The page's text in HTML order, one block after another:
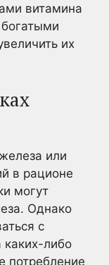
витамина
их
или
в рационе
могут
Однако
с
либо
потребление